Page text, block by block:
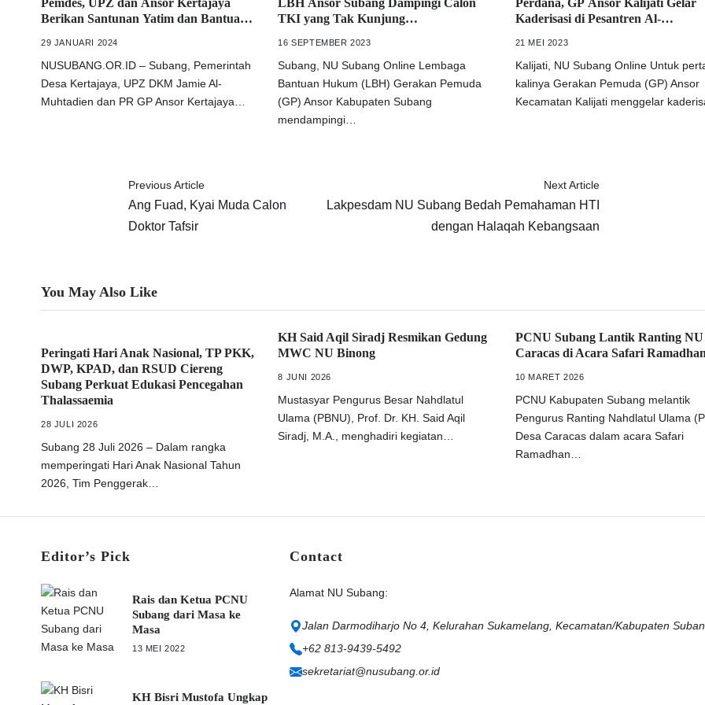
Pemdes, UPZ dan Ansor Kertajaya
Berikan Santunan Yatim dan Bantuan
29 JANUARI 2024
NUSUBANG.OR.ID – Subang, Pemerintah
Desa Kertajaya, UPZ DKM Jamie Al-
Muhtadien dan PR GP Ansor Kertajaya…
LBH Ansor Subang Dampingi Calon
TKI yang Tak Kunjung
16 SEPTEMBER 2023
Subang, NU Subang Online Lembaga
Bantuan Hukum (LBH) Gerakan Pemuda
(GP) Ansor Kabupaten Subang
mendampingi…
Perdana, GP Ansor Kalijati Gelar
Kaderisasi di Pesantren Al-
21 MEI 2023
Kalijati, NU Subang Online Untuk
kalinya Gerakan Pemuda (GP) Ansor
Kecamatan Kalijati menggelar
Previous Article
Ang Fuad, Kyai Muda Calon
Doktor Tafsir
Next Article
Lakpesdam NU Subang Bedah Pemahaman HTI
dengan Halaqah Kebangsaan
You May Also Like
Peringati Hari Anak Nasional, TP PKK,
DWP, KPAD, dan RSUD Ciereng
Subang Perkuat Edukasi Pencegahan
Thalassaemia
28 JULI 2026
Subang 28 Juli 2026 – Dalam rangka
memperingati Hari Anak Nasional Tahun
2026, Tim Penggerak…
KH Said Aqil Siradj Resmikan Gedung
MWC NU Binong
8 JUNI 2026
Mustasyar Pengurus Besar Nahdlatul
Ulama (PBNU), Prof. Dr. KH. Said Aqil
Siradj, M.A., menghadiri kegiatan…
PCNU Subang Lantik Ranting NU
Caracas di Acara Safari Ramadhan
10 MARET 2026
PCNU Kabupaten Subang melantik
Pengurus Ranting Nahdlatul Ulama
Desa Caracas dalam acara Safari
Ramadhan…
Editor’s Pick
Rais dan Ketua PCNU
Subang dari Masa ke
Masa
13 MEI 2022
KH Bisri Mustofa Ungkap
Contact
Alamat NU Subang:
Jalan Darmodiharjo No 4, Kelurahan Sukamelang, Kecamatan/Kabupaten
+62 813-9439-5492
sekretariat@nusubang.or.id